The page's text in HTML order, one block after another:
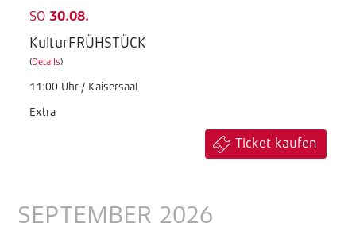
SO 30.08.
KulturFRÜHSTÜCK
(Details)
11:00 Uhr / Kaisersaal
Extra
Ticket kaufen
SEPTEMBER 2026